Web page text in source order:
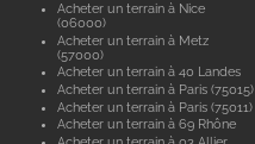
Acheter un terrain à Nice
(06000)
Acheter un terrain à Metz
(57000)
Acheter un terrain à 40 Landes
Acheter un terrain à Paris (75015)
Acheter un terrain à Paris (75011)
Acheter un terrain à 69 Rhône